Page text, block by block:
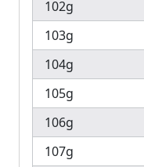
102g
103g
104g
105g
106g
107g